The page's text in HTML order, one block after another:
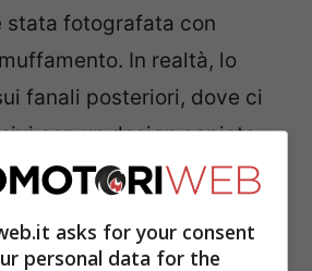
stata fotografata con
In realtà, lo
fanali posteriori, dove ci
con un design copiato
della generazione
sul portellone
asks for your consent
personal data for the